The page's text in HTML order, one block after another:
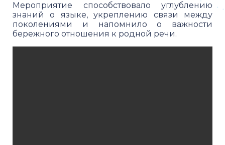
Мероприятие способствовало углублению
знаний о языке, укреплению связи между
поколениями и напомнило о важности
бережного отношения к родной речи.